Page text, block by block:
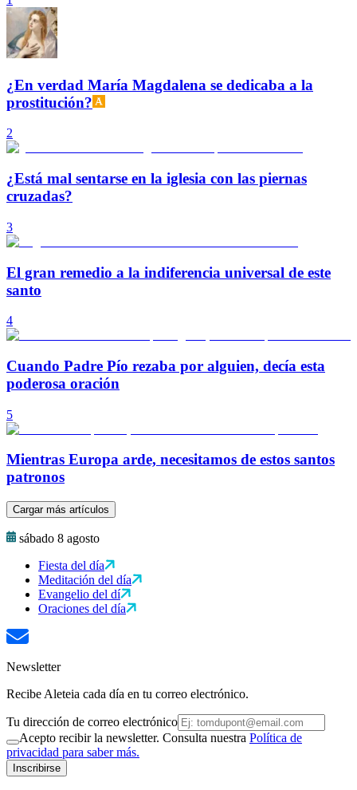
¿En verdad María Magdalena se dedicaba a la
prostitución?
2
¿Está mal sentarse en la iglesia con las piernas
cruzadas?
3
El gran remedio a la indiferencia universal de este
santo
4
Cuando Padre Pío rezaba por alguien, decía esta
poderosa oración
5
Mientras Europa arde, necesitamos de estos santos
patronos
Cargar más artículos
sábado 8 agosto
Fiesta del día
Meditación del día
Evangelio del dí
Oraciones del día
Newsletter
Recibe Aleteia cada día en tu correo electrónico.
Tu dirección de correo electrónico
Acepto recibir la newsletter. Consulta nuestra Política de
privacidad para saber más.
Inscribirse